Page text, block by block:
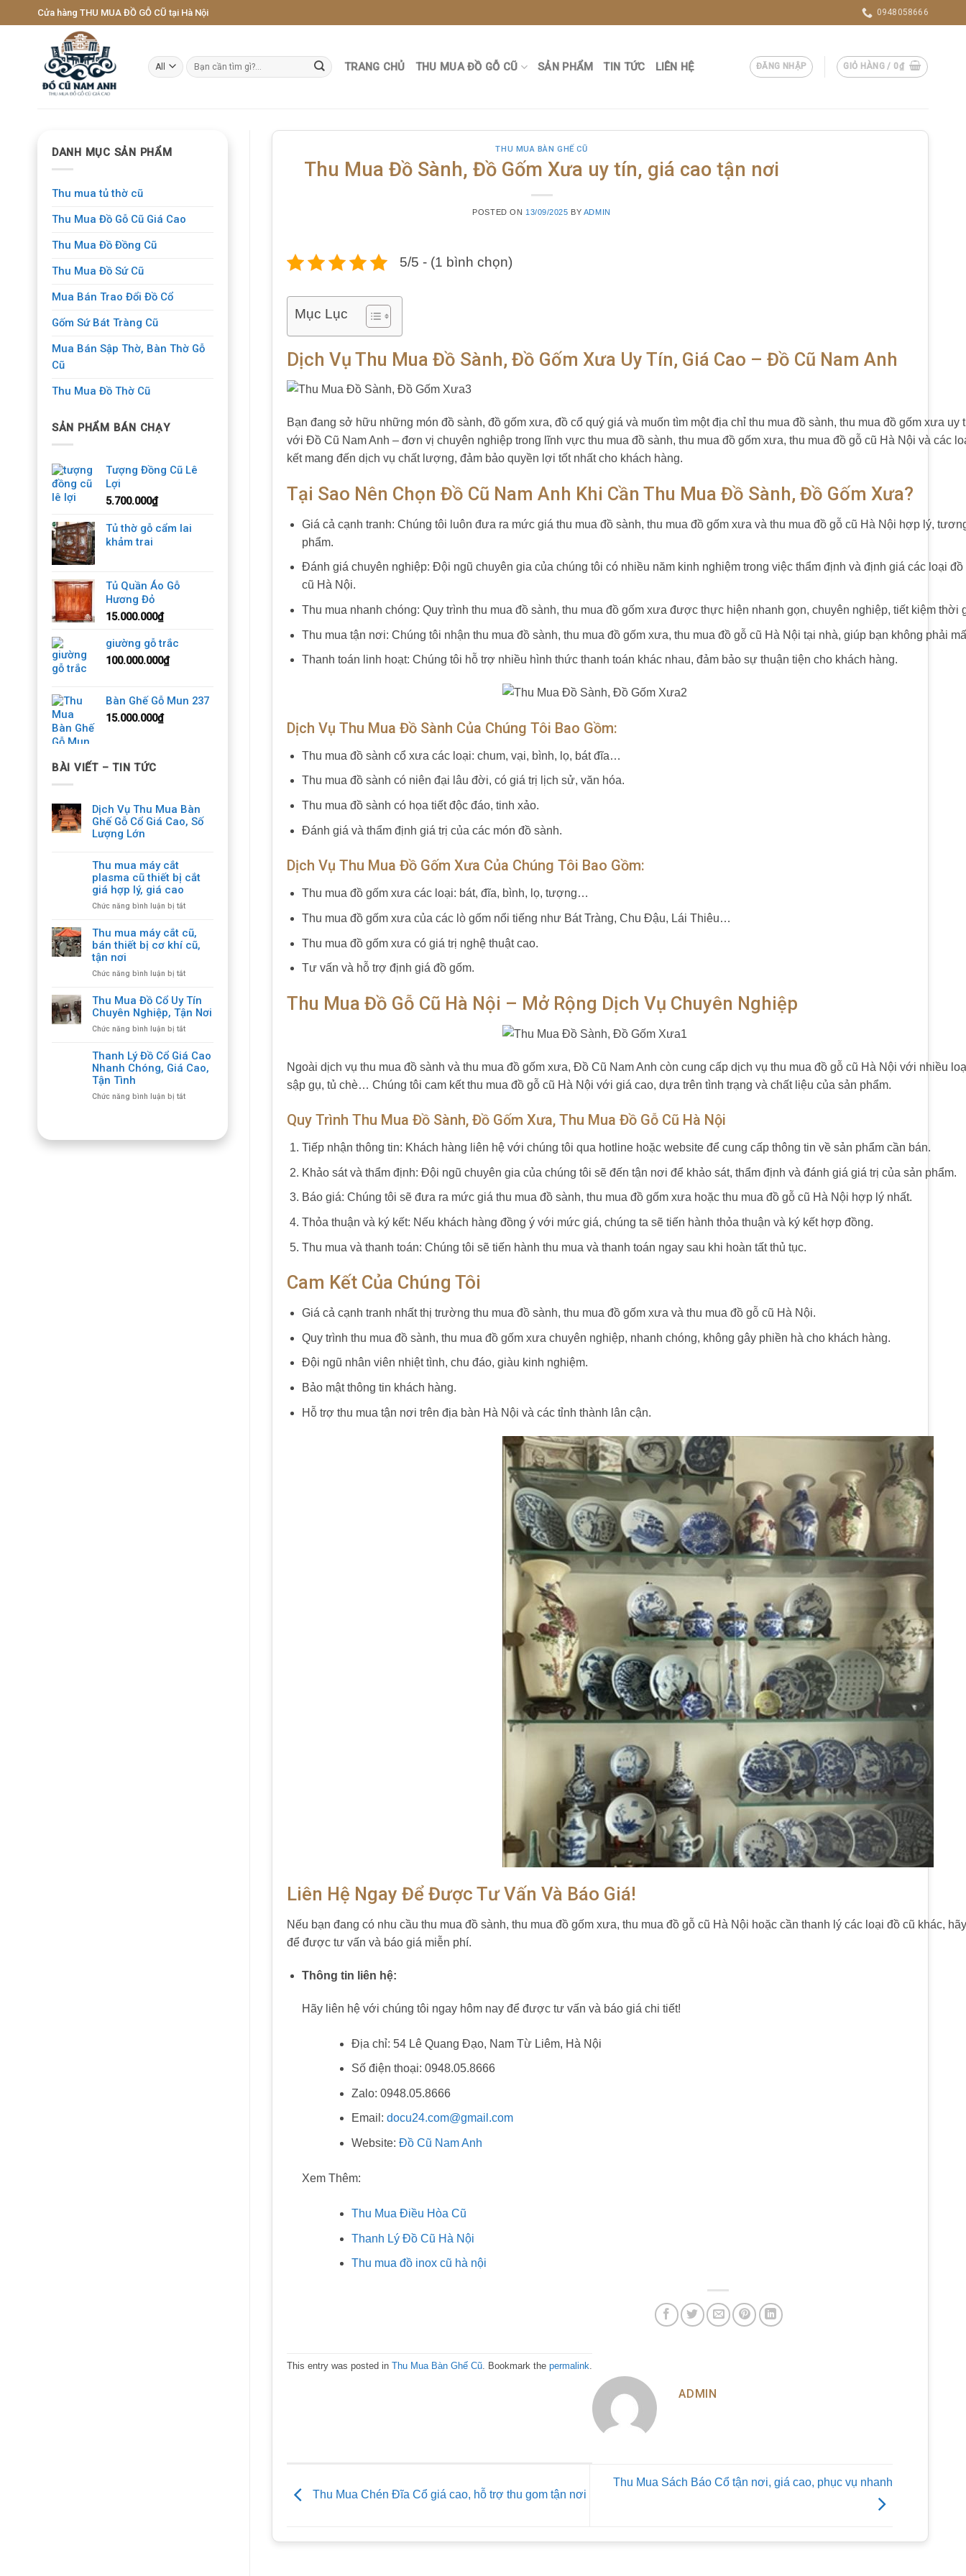
to
Cửa hàng THU MUA ĐỒ GỖ CŨ tại Hà Nội 0948058666
Tìm
kiếm:
TRANG CHỦ THU MUA ĐỒ GỖ CŨ SẢN PHẨM TIN TỨC LIÊN HỆ ĐĂNG NHẬP GIỎ HÀNG / 0₫
DANH MỤC SẢN PHẨM
Thu mua tủ thờ cũ
Thu Mua Đồ Gỗ Cũ Giá Cao
Thu Mua Đồ Đồng Cũ
Thu Mua Đồ Sứ Cũ
Mua Bán Trao Đổi Đồ Cổ
Gốm Sứ Bát Tràng Cũ
Mua Bán Sập Thờ, Bàn Thờ Gỗ
Cũ
Thu Mua Đồ Thờ Cũ
SẢN PHẨM BÁN CHẠY
Tượng Đồng Cũ Lê
Lợi
5.700.000₫
Tủ thờ gỗ cẩm lai
khảm trai
Tủ Quần Áo Gỗ
Hương Đỏ
15.000.000₫
giường gỗ trắc
100.000.000₫
Bàn Ghế Gỗ Mun 237
15.000.000₫
BÀI VIẾT – TIN TỨC
Dịch Vụ Thu Mua Bàn
Ghế Gỗ Cổ Giá Cao, Số
Lượng Lớn
Thu mua máy cắt
plasma cũ thiết bị cắt
giá hợp lý, giá cao
Chức năng bình luận bị tắtở
mua
máy
cắt
cũ
bị
cắt
hợp
giá
cao
Thu mua máy cắt cũ,
bán thiết bị cơ khí cũ,
tận nơi
Chức năng bình luận bị tắtở
mua
máy
cắt
cũ,
thiết
bị
cũ,
Thu Mua Đồ Cổ Uy Tín
Chuyên Nghiệp, Tận Nơi
Chức năng bình luận bị tắtở
Mua
Đồ
Cổ
Tín
Nơi
Thanh Lý Đồ Cổ Giá Cao
Nhanh Chóng, Giá Cao,
Tận Tình
Chức năng bình luận bị tắtở
Cổ
THU MUA BÀN GHẾ CŨ
Thu Mua Đồ Sành, Đồ Gốm Xưa uy tín, giá cao tận nơi
POSTED ON 13/09/2025 BY ADMIN
5/5 - (1 bình chọn)
Mục Lục
Dịch Vụ Thu Mua Đồ Sành, Đồ Gốm Xưa Uy Tín, Giá Cao – Đồ Cũ Nam Anh
Bạn đang sở hữu những món đồ sành, đồ gốm xưa, đồ cổ quý giá và muốn tìm một địa chỉ thu mua đồ sành, thu mua đồ gốm xưa
với Đồ Cũ Nam Anh – đơn vị chuyên nghiệp trong lĩnh vực thu mua đồ sành, thu mua đồ gốm xưa, thu mua đồ gỗ cũ Hà Nội và các
kết mang đến dịch vụ chất lượng, đảm bảo quyền lợi tốt nhất cho khách hàng.
Tại Sao Nên Chọn Đồ Cũ Nam Anh Khi Cần Thu Mua Đồ Sành, Đồ Gốm Xưa?
Giá cả cạnh tranh: Chúng tôi luôn đưa ra mức giá thu mua đồ sành, thu mua đồ gốm xưa và thu mua đồ gỗ cũ Hà Nội hợp lý,
phẩm.
Đánh giá chuyên nghiệp: Đội ngũ chuyên gia của chúng tôi có nhiều năm kinh nghiệm trong việc thẩm định và định giá các loại
cũ Hà Nội.
Thu mua nhanh chóng: Quy trình thu mua đồ sành, thu mua đồ gốm xưa được thực hiện nhanh gọn, chuyên nghiệp, tiết kiệm thời
Thu mua tận nơi: Chúng tôi nhận thu mua đồ sành, thu mua đồ gốm xưa, thu mua đồ gỗ cũ Hà Nội tại nhà, giúp bạn không phải
Thanh toán linh hoạt: Chúng tôi hỗ trợ nhiều hình thức thanh toán khác nhau, đảm bảo sự thuận tiện cho khách hàng.
Dịch Vụ Thu Mua Đồ Sành Của Chúng Tôi Bao Gồm:
Thu mua đồ sành cổ xưa các loại: chum, vại, bình, lọ, bát đĩa…
Thu mua đồ sành có niên đại lâu đời, có giá trị lịch sử, văn hóa.
Thu mua đồ sành có họa tiết độc đáo, tinh xảo.
Đánh giá và thẩm định giá trị của các món đồ sành.
Dịch Vụ Thu Mua Đồ Gốm Xưa Của Chúng Tôi Bao Gồm:
Thu mua đồ gốm xưa các loại: bát, đĩa, bình, lọ, tượng…
Thu mua đồ gốm xưa của các lò gốm nổi tiếng như Bát Tràng, Chu Đậu, Lái Thiêu…
Thu mua đồ gốm xưa có giá trị nghệ thuật cao.
Tư vấn và hỗ trợ định giá đồ gốm.
Thu Mua Đồ Gỗ Cũ Hà Nội – Mở Rộng Dịch Vụ Chuyên Nghiệp
Ngoài dịch vụ thu mua đồ sành và thu mua đồ gốm xưa, Đồ Cũ Nam Anh còn cung cấp dịch vụ thu mua đồ gỗ cũ Hà Nội với nhiều
sập gụ, tủ chè… Chúng tôi cam kết thu mua đồ gỗ cũ Hà Nội với giá cao, dựa trên tình trạng và chất liệu của sản phẩm.
Quy Trình Thu Mua Đồ Sành, Đồ Gốm Xưa, Thu Mua Đồ Gỗ Cũ Hà Nội
Tiếp nhận thông tin: Khách hàng liên hệ với chúng tôi qua hotline hoặc website để cung cấp thông tin về sản phẩm cần bán.
Khảo sát và thẩm định: Đội ngũ chuyên gia của chúng tôi sẽ đến tận nơi để khảo sát, thẩm định và đánh giá giá trị của sản phẩm.
Báo giá: Chúng tôi sẽ đưa ra mức giá thu mua đồ sành, thu mua đồ gốm xưa hoặc thu mua đồ gỗ cũ Hà Nội hợp lý nhất.
Thỏa thuận và ký kết: Nếu khách hàng đồng ý với mức giá, chúng ta sẽ tiến hành thỏa thuận và ký kết hợp đồng.
Thu mua và thanh toán: Chúng tôi sẽ tiến hành thu mua và thanh toán ngay sau khi hoàn tất thủ tục.
Cam Kết Của Chúng Tôi
Giá cả cạnh tranh nhất thị trường thu mua đồ sành, thu mua đồ gốm xưa và thu mua đồ gỗ cũ Hà Nội.
Quy trình thu mua đồ sành, thu mua đồ gốm xưa chuyên nghiệp, nhanh chóng, không gây phiền hà cho khách hàng.
Đội ngũ nhân viên nhiệt tình, chu đáo, giàu kinh nghiệm.
Bảo mật thông tin khách hàng.
Hỗ trợ thu mua tận nơi trên địa bàn Hà Nội và các tỉnh thành lân cận.
Liên Hệ Ngay Để Được Tư Vấn Và Báo Giá!
Nếu bạn đang có nhu cầu thu mua đồ sành, thu mua đồ gốm xưa, thu mua đồ gỗ cũ Hà Nội hoặc cần thanh lý các loại đồ cũ khác,
để được tư vấn và báo giá miễn phí.
Thông tin liên hệ:
Hãy liên hệ với chúng tôi ngay hôm nay để được tư vấn và báo giá chi tiết!
Địa chỉ: 54 Lê Quang Đạo, Nam Từ Liêm, Hà Nội
Số điện thoại: 0948.05.8666
Zalo: 0948.05.8666
Email: docu24.com@gmail.com
Website: Đồ Cũ Nam Anh
Xem Thêm:
Thu Mua Điều Hòa Cũ
Thanh Lý Đồ Cũ Hà Nội
Thu mua đồ inox cũ hà nội
This entry was posted in Thu Mua Bàn Ghế Cũ . Bookmark the permalink
ADMIN
Thu Mua Chén Đĩa Cổ giá cao, hỗ trợ thu gom tận nơi
Thu Mua Sách Báo Cổ tận nơi, giá cao, phục vụ nhanh